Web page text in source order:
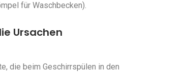
für Waschbecken).
Ursachen
die beim Geschirrspülen in den